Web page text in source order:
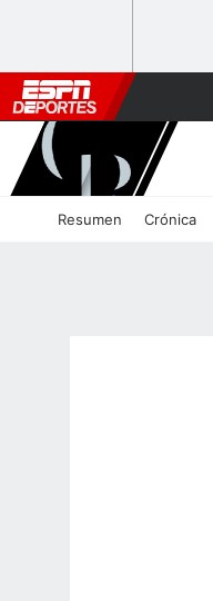
Resumen Crónica